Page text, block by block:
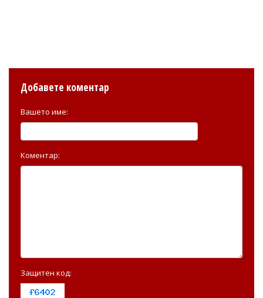
Добавете коментар
Вашето име:
Коментар:
Защитен код: